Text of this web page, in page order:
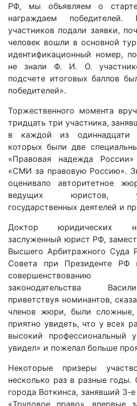
РФ, мы объявляем о
награждаем
участников подали заявки,
человек вошли в основной
идентификационный номер,
не знали Ф. И. О.
подсчете итоговых баллов
победителей».
Торжественного момента
тридцать три участника,
в каждой из одиннадцати
которых были две
«Правовая надежда России»
«СМИ за правовую Россию».
оценивало авторитетное
ведущих юристов,
государственных деятелей и
Доктор юридических
заслуженный юрист РФ,
Высшего Арбитражного Суда
Совета при Президенте РФ
совершенствованию
законодательства
приветствуя номинантов,
членов жюри, были
приятно увидеть, что у всех
высокий профессиональный
увидел» и пожелал больше
Некоторые призеры
несколько раз в разные годы.
города Воткинса, занявший 3-
«Трудовое право», впервые